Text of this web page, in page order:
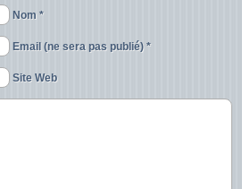
Nom *
Email (ne sera pas publié) *
Site Web